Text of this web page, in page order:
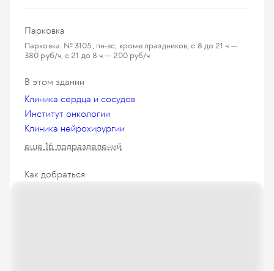
Парковка
Парковка: № 3105, пн-вс, кроме праздников, с 8 до 21 ч —
380 руб/ч, с 21 до 8 ч — 200 руб/ч
В этом здании
Клиника сердца и сосудов
Институт онкологии
Клиника нейрохирургии
еще 16 подразделений
Как добраться